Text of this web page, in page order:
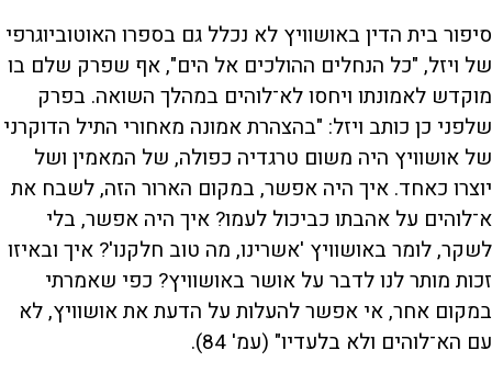
סיפור בית הדין באושוויץ לא נכלל גם בספרו האוטוביוגרפי
של ויזל, "כל הנחלים ההולכים אל הים", אף שפרק שלם בו
מוקדש לאמונתו ויחסו לא־לוהים במהלך השואה. בפרק
שלפני כן כותב ויזל: "בהצהרת אמונה מאחורי התיל הדוקרני
של אושוויץ היה משום טרגדיה כפולה, של המאמין ושל
יוצרו כאחד. איך היה אפשר, במקום הארור הזה, לשבח את
א־לוהים על אהבתו כביכול לעמו? איך היה אפשר, בלי
לשקר, לומר באושוויץ 'אשרינו, מה טוב חלקנו'? איך ובאיזו
זכות מותר לנו לדבר על אושר באושוויץ? כפי שאמרתי
במקום אחר, אי אפשר להעלות על הדעת את אושוויץ, לא
עם הא־לוהים ולא בלעדיו" (עמ' 84).